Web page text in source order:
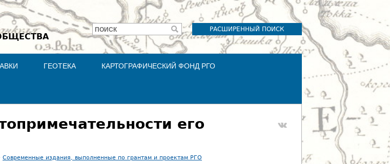
Jump to navigation
РАСШИРЕННЫЙ ПОИСК
Форма
поиска
ПОИСК
ГЕОТЕКА КАРТОГРАФИЧЕСКИЙ ФОНД РГО
его
Современные издания, выполненные по грантам и проектам РГО